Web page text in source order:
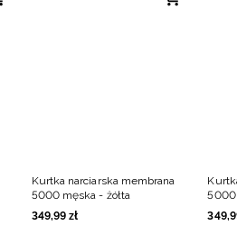
Kurtka narciarska membrana
5000 męska - żółta
349,99 zł
5000
349,